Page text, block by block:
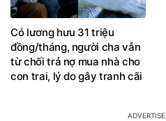
Có lương hưu 31 triệu
đồng/tháng, người cha vẫn
từ chối trả nợ mua nhà cho
con trai, lý do gây tranh cãi